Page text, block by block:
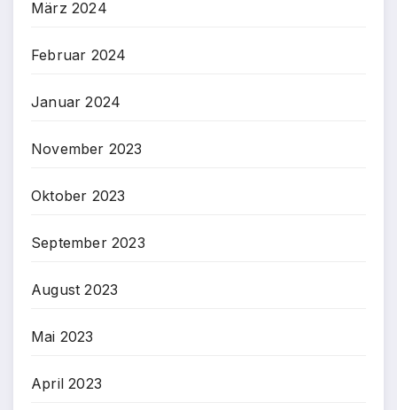
März 2024
Februar 2024
Januar 2024
November 2023
Oktober 2023
September 2023
August 2023
Mai 2023
April 2023